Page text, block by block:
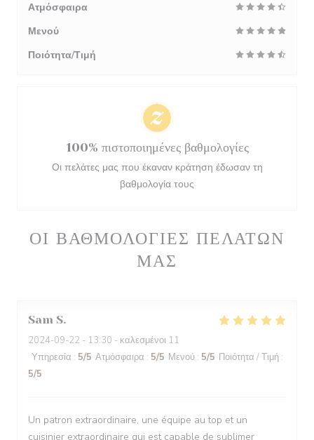
ΟΙ ΒΑΘΜΟΛΟΓΊΕΣ ΠΕΛΑΤΏΝ
ΜΑΣ
Sam S
2024-09-22 - 13:30 - καλεσμένοι 11
Υπηρεσία : 5/5 Ατμόσφαιρα : 5/5 Μενού : 5/5 Ποιότητα / Τιμή :
5/5
Un patron extraordinaire, une équipe au top et un
cuisinier extraordinaire qui est capable de sublimer
Ατμόσφαιρα
Μενού
Ποιότητα/Τιμή
100% πιστοποιημένες βαθμολογίες
Οι πελάτες μας που έκαναν κράτηση έδωσαν τη
βαθμολογία τους